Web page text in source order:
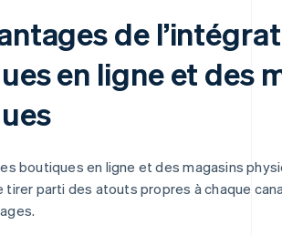
de
en ligne et des
boutiques en ligne et des magasins
tirer parti des atouts propres à chaque